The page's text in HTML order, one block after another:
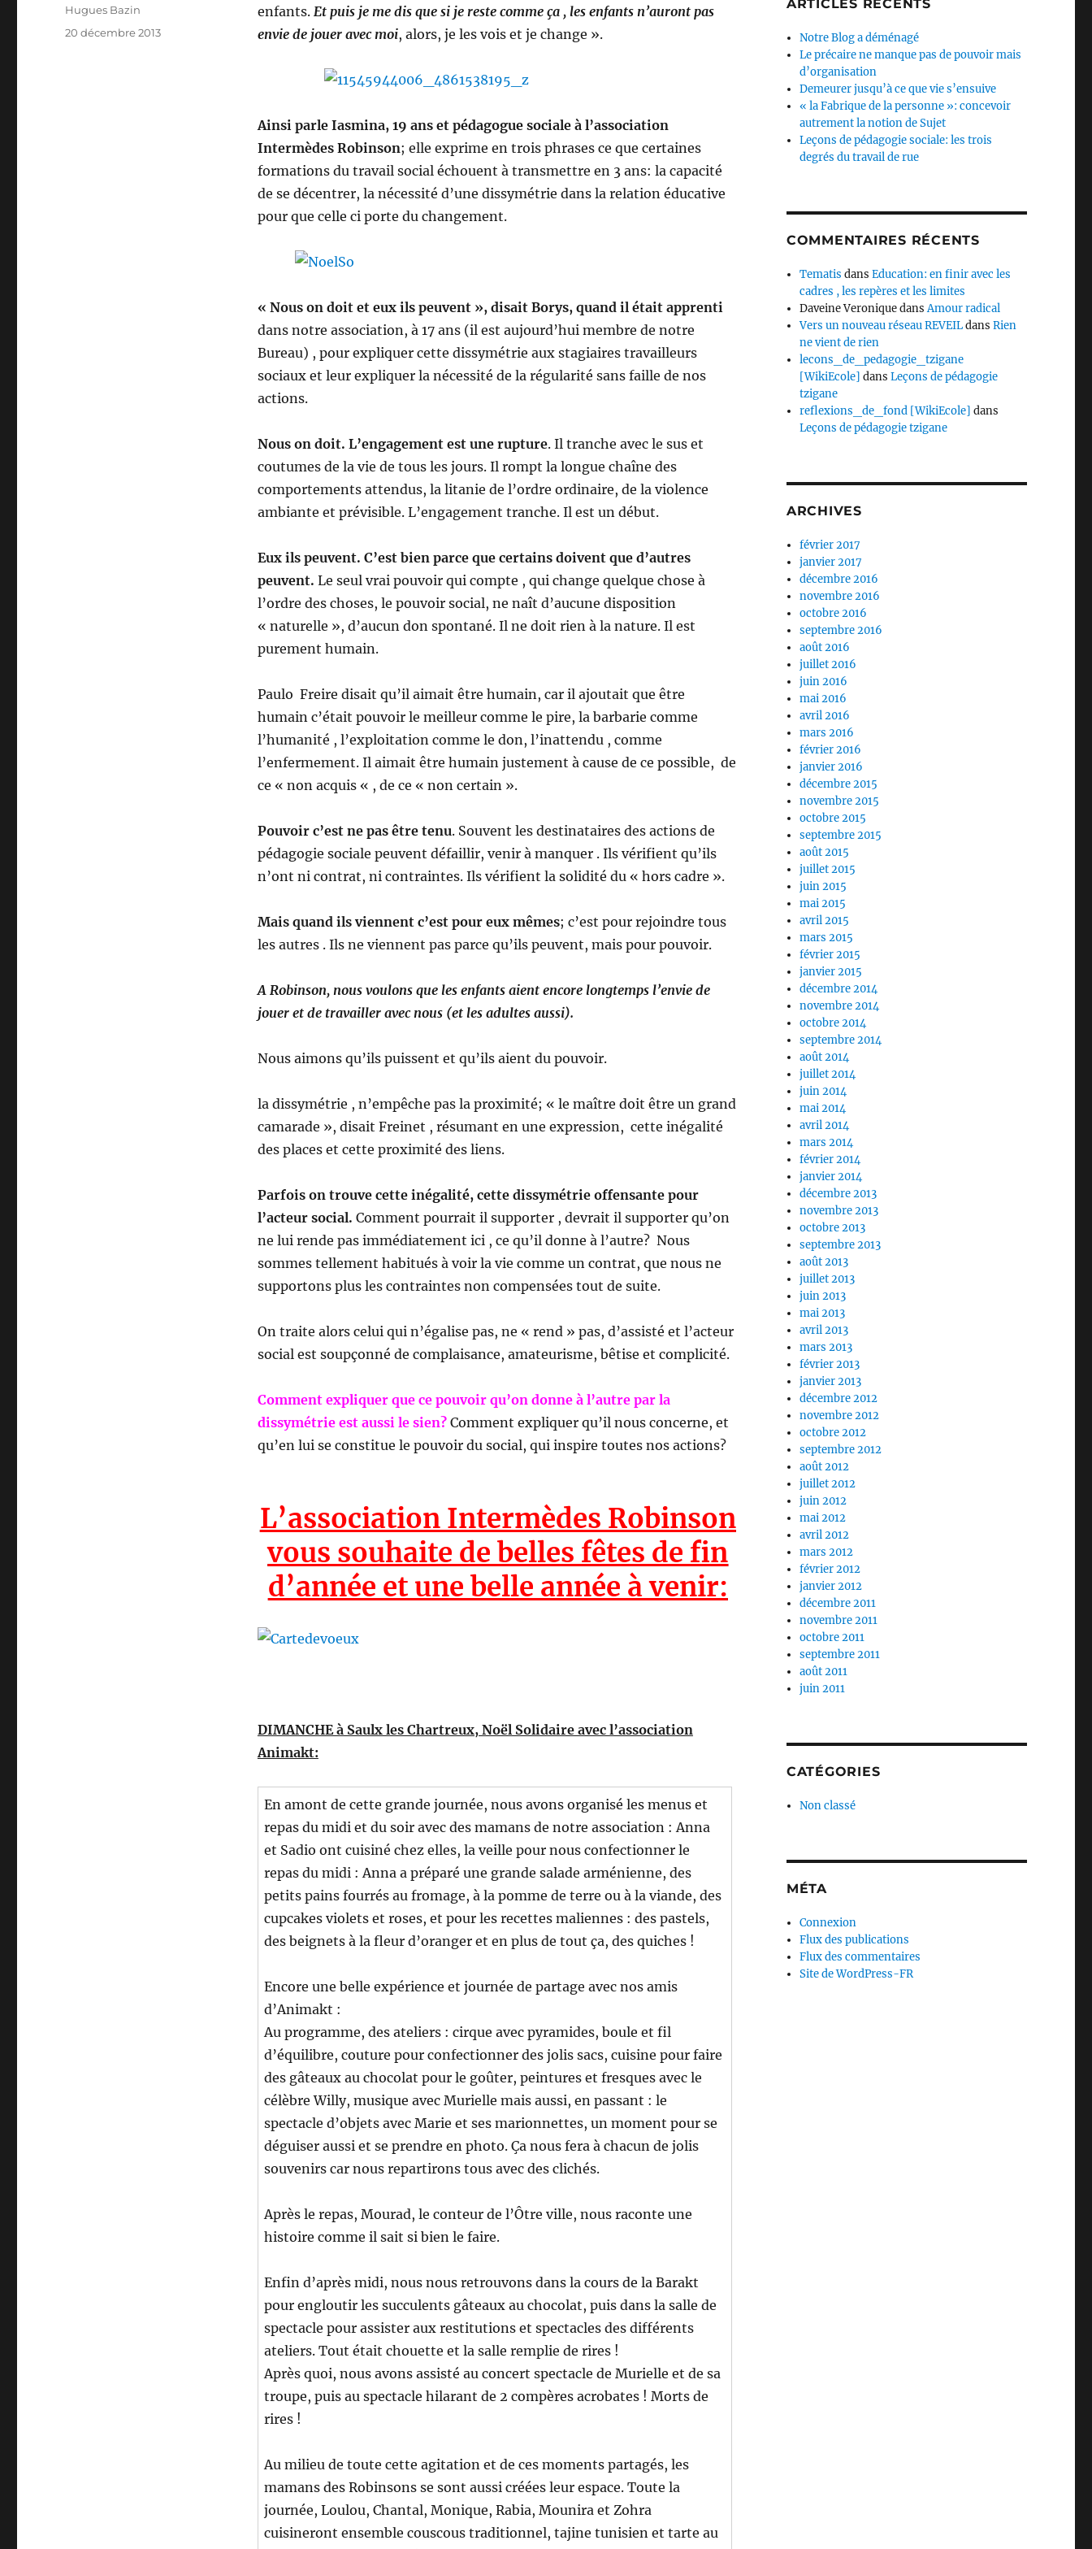
enfants. Et puis je me dis que si je reste comme ça , les enfants n’auront pas
envie de jouer avec moi, alors, je les vois et je change ».
Ainsi parle Iasmina, 19 ans et pédagogue sociale à l’association
Intermèdes Robinson; elle exprime en trois phrases ce que certaines
formations du travail social échouent à transmettre en 3 ans: la capacité
de se décentrer, la nécessité d’une dissymétrie dans la relation éducative
pour que celle ci porte du changement.
« Nous on doit et eux ils peuvent », disait Borys, quand il était apprenti
dans notre association, à 17 ans (il est aujourd’hui membre de notre
Bureau) , pour expliquer cette dissymétrie aux stagiaires travailleurs
sociaux et leur expliquer la nécessité de la régularité sans faille de nos
actions.
Nous on doit. L’engagement est une rupture. Il tranche avec le sus et
coutumes de la vie de tous les jours. Il rompt la longue chaîne des
comportements attendus, la litanie de l’ordre ordinaire, de la violence
ambiante et prévisible. L’engagement tranche. Il est un début.
Eux ils peuvent. C’est bien parce que certains doivent que d’autres
peuvent. Le seul vrai pouvoir qui compte , qui change quelque chose à
l’ordre des choses, le pouvoir social, ne naît d’aucune disposition
« naturelle », d’aucun don spontané. Il ne doit rien à la nature. Il est
purement humain.
Paulo Freire disait qu’il aimait être humain, car il ajoutait que être
humain c’était pouvoir le meilleur comme le pire, la barbarie comme
l’humanité , l’exploitation comme le don, l’inattendu , comme
l’enfermement. Il aimait être humain justement à cause de ce possible, de
ce « non acquis « , de ce « non certain ».
Pouvoir c’est ne pas être tenu. Souvent les destinataires des actions de
pédagogie sociale peuvent défaillir, venir à manquer . Ils vérifient qu’ils
n’ont ni contrat, ni contraintes. Ils vérifient la solidité du « hors cadre ».
Mais quand ils viennent c’est pour eux mêmes; c’est pour rejoindre tous
les autres . Ils ne viennent pas parce qu’ils peuvent, mais pour pouvoir.
A Robinson, nous voulons que les enfants aient encore longtemps l’envie de
jouer et de travailler avec nous (et les adultes aussi).
Nous aimons qu’ils puissent et qu’ils aient du pouvoir.
la dissymétrie , n’empêche pas la proximité; « le maître doit être un grand
camarade », disait Freinet , résumant en une expression, cette inégalité
des places et cette proximité des liens.
Parfois on trouve cette inégalité, cette dissymétrie offensante pour
l’acteur social. Comment pourrait il supporter , devrait il supporter qu’on
ne lui rende pas immédiatement ici , ce qu’il donne à l’autre? Nous
sommes tellement habitués à voir la vie comme un contrat, que nous ne
supportons plus les contraintes non compensées tout de suite.
On traite alors celui qui n’égalise pas, ne « rend » pas, d’assisté et l’acteur
social est soupçonné de complaisance, amateurisme, bêtise et complicité.
Comment expliquer que ce pouvoir qu’on donne à l’autre par la
dissymétrie est aussi le sien?Comment expliquer qu’il nous concerne, et
qu’en lui se constitue le pouvoir du social, qui inspire toutes nos actions?
L’association Intermèdes Robinson
vous souhaite de belles fêtes de fin
d’année et une belle année à venir:
DIMANCHE à Saulx les Chartreux, Noël Solidaire avec l’association
Animakt:
En amont de cette grande journée, nous avons organisé les menus et
repas du midi et du soir avec des mamans de notre association : Anna
et Sadio ont cuisiné chez elles, la veille pour nous confectionner le
repas du midi : Anna a préparé une grande salade arménienne, des
petits pains fourrés au fromage, à la pomme de terre ou à la viande, des
cupcakes violets et roses, et pour les recettes maliennes : des pastels,
des beignets à la fleur d’oranger et en plus de tout ça, des quiches !
Encore une belle expérience et journée de partage avec nos amis
d’Animakt :
Au programme, des ateliers : cirque avec pyramides, boule et fil
d’équilibre, couture pour confectionner des jolis sacs, cuisine pour faire
des gâteaux au chocolat pour le goûter, peintures et fresques avec le
célèbre Willy, musique avec Murielle mais aussi, en passant : le
spectacle d’objets avec Marie et ses marionnettes, un moment pour se
déguiser aussi et se prendre en photo. Ça nous fera à chacun de jolis
souvenirs car nous repartirons tous avec des clichés.
Après le repas, Mourad, le conteur de l’Ôtre ville, nous raconte une
histoire comme il sait si bien le faire.
Enfin d’après midi, nous nous retrouvons dans la cours de la Barakt
pour engloutir les succulents gâteaux au chocolat, puis dans la salle de
spectacle pour assister aux restitutions et spectacles des différents
ateliers. Tout était chouette et la salle remplie de rires !
Après quoi, nous avons assisté au concert spectacle de Murielle et de sa
troupe, puis au spectacle hilarant de 2 compères acrobates ! Morts de
rires !
Au milieu de toute cette agitation et de ces moments partagés, les
mamans des Robinsons se sont aussi créées leur espace. Toute la
journée, Loulou, Chantal, Monique, Rabia, Mounira et Zohra
cuisineront ensemble couscous traditionnel, tajine tunisien et tarte au
Auteur
Hugues Bazin
Publié
20 décembre 2013
ARTICLES RÉCENTS
Notre Blog a déménagé
Le précaire ne manque pas de pouvoir mais
d’organisation
Demeurer jusqu’à ce que vie s’ensuive
« la Fabrique de la personne »: concevoir
autrement la notion de Sujet
Leçons de pédagogie sociale: les trois
degrés du travail de rue
COMMENTAIRES RÉCENTS
Tematis dansEducation: en finir avec les
cadres , les repères et les limites
Daveine VeroniquedansAmour radical
Vers un nouveau réseau REVEILdansRien
ne vient de rien
lecons_de_pedagogie_tzigane
[WikiEcole] dansLeçons de pédagogie
tzigane
reflexions_de_fond [WikiEcole] dans
Leçons de pédagogie tzigane
ARCHIVES
février 2017
janvier 2017
décembre 2016
novembre 2016
octobre 2016
septembre 2016
août 2016
juillet 2016
juin 2016
mai 2016
avril 2016
mars 2016
février 2016
janvier 2016
décembre 2015
novembre 2015
octobre 2015
septembre 2015
août 2015
juillet 2015
juin 2015
mai 2015
avril 2015
mars 2015
février 2015
janvier 2015
décembre 2014
novembre 2014
octobre 2014
septembre 2014
août 2014
juillet 2014
juin 2014
mai 2014
avril 2014
mars 2014
février 2014
janvier 2014
décembre 2013
novembre 2013
octobre 2013
septembre 2013
août 2013
juillet 2013
juin 2013
mai 2013
avril 2013
mars 2013
février 2013
janvier 2013
décembre 2012
novembre 2012
octobre 2012
septembre 2012
août 2012
juillet 2012
juin 2012
mai 2012
avril 2012
mars 2012
février 2012
janvier 2012
décembre 2011
novembre 2011
octobre 2011
septembre 2011
août 2011
juin 2011
CATÉGORIES
Non classé
MÉTA
Connexion
Flux des publications
Flux des commentaires
Site de WordPress-FR